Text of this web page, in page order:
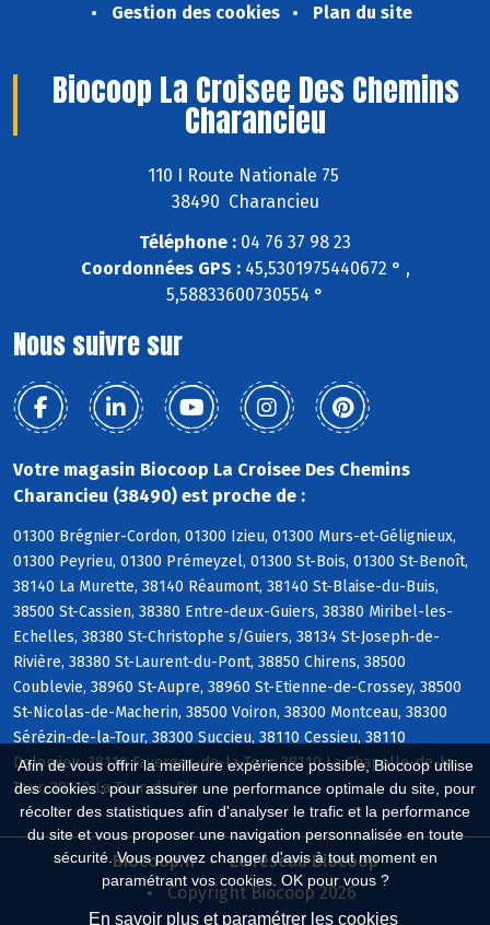
Afin de vous offrir la meilleure expérience possible, Biocoop utilise
des cookies : pour assurer une performance optimale du site, pour
récolter des statistiques afin d'analyser le trafic et la performance
du site et vous proposer une navigation personnalisée en toute
sécurité. Vous pouvez changer d'avis à tout moment en
paramétrant vos cookies. OK pour vous ?
En savoir plus et paramétrer les cookies
Gestion des cookies
Plan du site
Biocoop La Croisee Des Chemins
Charancieu
110 I Route Nationale 75
38490 Charancieu
Téléphone : 04 76 37 98 23
Coordonnées GPS :45,5301975440672 ° ,
5,58833600730554 °
Nous suivre sur
Votre magasin Biocoop La Croisee Des Chemins
Charancieu (38490) est proche de :
01300 Brégnier-Cordon, 01300 Izieu, 01300 Murs-et-Gélignieux,
01300 Peyrieu, 01300 Prémeyzel, 01300 St-Bois, 01300 St-Benoît,
38140 La Murette, 38140 Réaumont, 38140 St-Blaise-du-Buis,
38500 St-Cassien, 38380 Entre-deux-Guiers, 38380 Miribel-les-
Echelles, 38380 St-Christophe s/Guiers, 38134 St-Joseph-de-
Rivière, 38380 St-Laurent-du-Pont, 38850 Chirens, 38500
Coublevie, 38960 St-Aupre, 38960 St-Etienne-de-Crossey, 38500
St-Nicolas-de-Macherin, 38500 Voiron, 38300 Montceau, 38300
Sérézin-de-la-Tour, 38300 Succieu, 38110 Cessieu, 38110
Dolomieu, 38110 Faverges-de-la-Tour, 38110 La Chapelle-de-la-
Tour, 38110 La Tour-du-Pin
Biocoop.fr
Le réseau Biocoop
Copyright Biocoop 2026